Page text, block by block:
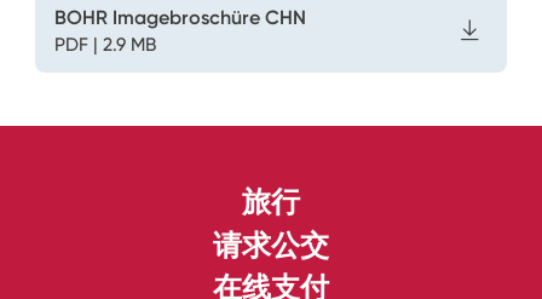
BOHR Imagebroschüre CHN
PDF | 2.9 MB
旅行
请求公交
在线支付